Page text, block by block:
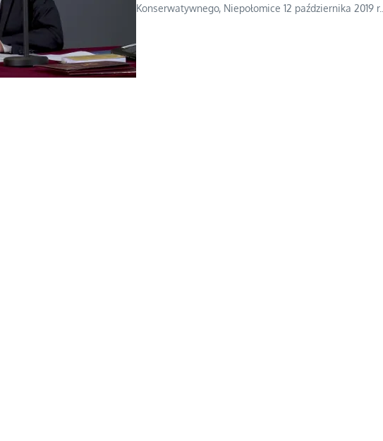
Konserwatywnego, Niepołomice 12 października 2019 r....